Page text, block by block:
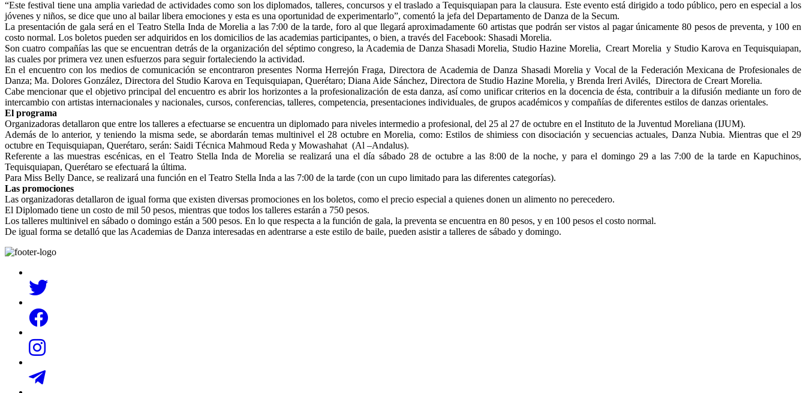
“Este festival tiene una amplia variedad de actividades como son los diplomados, talleres, concursos y el traslado a Tequisquiapan para la clausura. Este evento está dirigido a todo público, pero en especial a los
jóvenes y niños, se dice que uno al bailar libera emociones y esta es una oportunidad de experimentarlo”, comentó la jefa del Departamento de Danza de la Secum.
La presentación de gala será en el Teatro Stella Inda de Morelia a las 7:00 de la tarde, foro al que llegará aproximadamente 60 artistas que podrán ser vistos al pagar únicamente 80 pesos de preventa, y 100 en
costo normal. Los boletos pueden ser adquiridos en los domicilios de las academias participantes, o bien, a través del Facebook: Shasadi Morelia.
Son cuatro compañías las que se encuentran detrás de la organización del séptimo congreso, la Academia de Danza Shasadi Morelia, Studio Hazine Morelia, Creart Morelia y Studio Karova en Tequisquiapan,
las cuales por primera vez unen esfuerzos para seguir fortaleciendo la actividad.
En el encuentro con los medios de comunicación se encontraron presentes Norma Herrejón Fraga, Directora de Academia de Danza Shasadi Morelia y Vocal de la Federación Mexicana de Profesionales de
Danza; Ma. Dolores González, Directora del Studio Karova en Tequisquiapan, Querétaro; Diana Aide Sánchez, Directora de Studio Hazine Morelia, y Brenda Ireri Avilés, Directora de Creart Morelia.
Cabe mencionar que el objetivo principal del encuentro es abrir los horizontes a la profesionalización de esta danza, así como unificar criterios en la docencia de ésta, contribuir a la difusión mediante un foro de
intercambio con artistas internacionales y nacionales, cursos, conferencias, talleres, competencia, presentaciones individuales, de grupos académicos y compañías de diferentes estilos de danzas orientales.
El programa
Organizadoras detallaron que entre los talleres a efectuarse se encuentra un diplomado para niveles intermedio a profesional, del 25 al 27 de octubre en el Instituto de la Juventud Moreliana (IJUM).
Además de lo anterior, y teniendo la misma sede, se abordarán temas multinivel el 28 octubre en Morelia, como: Estilos de shimiess con disociación y secuencias actuales, Danza Nubia. Mientras que el 29
octubre en Tequisquiapan, Querétaro, serán: Saidi Técnica Mahmoud Reda y Mowashahat (Al –Andalus).
Referente a las muestras escénicas, en el Teatro Stella Inda de Morelia se realizará una el día sábado 28 de octubre a las 8:00 de la noche, y para el domingo 29 a las 7:00 de la tarde en Kapuchinos,
Tequisquiapan, Querétaro se efectuará la última.
Para Miss Belly Dance, se realizará una función en el Teatro Stella Inda a las 7:00 de la tarde (con un cupo limitado para las diferentes categorías).
Las promociones
Las organizadoras detallaron de igual forma que existen diversas promociones en los boletos, como el precio especial a quienes donen un alimento no perecedero.
El Diplomado tiene un costo de mil 50 pesos, mientras que todos los talleres estarán a 750 pesos.
Los talleres multinivel en sábado o domingo están a 500 pesos. En lo que respecta a la función de gala, la preventa se encuentra en 80 pesos, y en 100 pesos el costo normal.
De igual forma se detalló que las Academias de Danza interesadas en adentrarse a este estilo de baile, pueden asistir a talleres de sábado y domingo.